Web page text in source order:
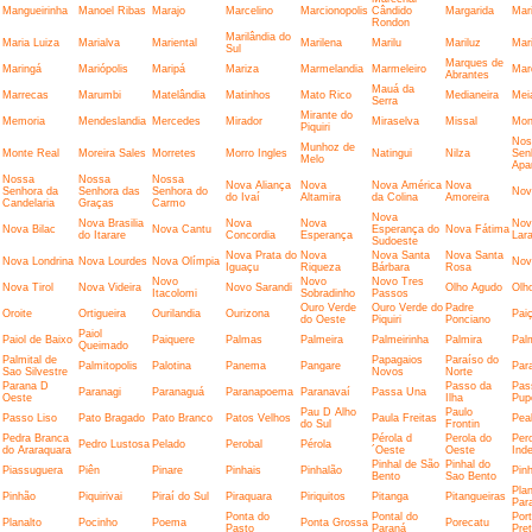
Mangueirinha Manoel Ribas Marajo Marcelino Marcionopolis Cândido
Rondon
Margarida
Maria Luiza Marialva Mariental
Marilândia do
Sul
Marilena Marilu Mariluz
Maringá Mariópolis Maripá Mariza Marmelandia Marmeleiro
Marques de
Abrantes
Marrecas Marumbi Matelândia Matinhos Mato Rico
Mauá da
Serra
Medianeira
Memoria Mendeslandia Mercedes Mirador
Mirante do
Piquiri
Miraselva Missal
Monte Real Moreira Sales Morretes Morro Ingles
Munhoz de
Melo
Natingui Nilza
Nossa
Senhora da
Candelaria
Nossa
Senhora das
Graças
Nossa
Senhora do
Carmo
Nova Aliança
do Ivaí
Nova
Altamira
Nova América
da Colina
Nova
Amoreira
Nova Bilac
Nova Brasilia
do Itarare
Nova Cantu
Nova
Concordia
Nova
Esperança
Nova
Esperança do
Sudoeste
Nova Fátima
Nova Londrina Nova Lourdes Nova Olímpia Nova Prata do
Iguaçu
Nova
Riqueza
Nova Santa
Bárbara
Nova Santa
Rosa
Nova Tirol Nova Videira
Novo
Itacolomi
Novo Sarandi
Novo
Sobradinho
Novo Tres
Passos
Olho Agudo
Oroite Ortigueira Ourilandia Ourizona
Ouro Verde
do Oeste
Ouro Verde do
Piquiri
Padre
Ponciano
Paiol de Baixo Paiol
Queimado
Paiquere Palmas Palmeira Palmeirinha Palmira
Palmital de
Sao Silvestre
Palmitopolis Palotina Panema Pangare
Papagaios
Novos
Paraíso do
Norte
Parana D
Oeste
Paranagi Paranaguá Paranapoema Paranavaí Passa Una
Passo da
Ilha
Passo Liso
Pato Bragado Pato Branco Patos Velhos
Pau D Alho
do Sul
Paula Freitas
Paulo
Frontin
Pedra Branca
do Araraquara
Pedro Lustosa Pelado Perobal Pérola
Pérola d
´Oeste
Perola do
Oeste
Piassuguera
Piên Pinare Pinhais Pinhalão
Pinhal de São
Bento
Pinhal do
Sao Bento
Pinhão Piquirivai Piraí do Sul Piraquara Piriquitos Pitanga Pitangueiras
Planalto
Pocinho Poema
Ponta do
Pasto
Ponta Grossa Pontal do
Paraná
Porecatu